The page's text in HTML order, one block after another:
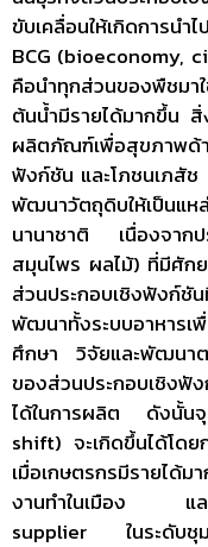
ขับเคลื่อนให้เกิดการนำ
BCG (bioeconomy,
คือนำทุกส่วนของพืชมา
ต้นน้ำมีรายได้มากขึ้น
ผลิตภัณฑ์เพื่อสุขภาพด้
ฟังก์ชัน และโภชนเภสั
พัฒนาวัตถุดิบให้เป็นแห
นานาชาติ เนื่องจาก
สมุนไพร ผลไม้) ที่มีศั
ส่วนประกอบเชิงฟังก์ชั
พัฒนาทั้งระบบอาหารเ
ศึกษา วิจัยและพัฒนา
ของส่วนประกอบเชิงฟั
ได้ในการผลิต ดังนั้น
shift) จะเกิดขึ้นได้โดย
เมื่อเกษตรกรมีรายได้
งานทำในเมือง และส
supplier ในระดับชุม